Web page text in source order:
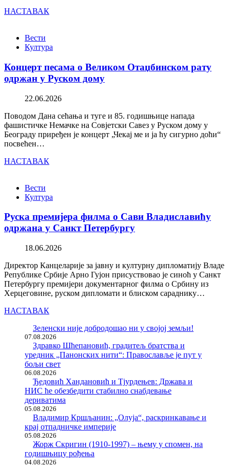
НАСТАВАК
Вести
Култура
Концерт песама о Великом Отаџбинском рату
одржан у Руском дому
22.06.2026
Поводом Дана сећања и туге и 85. годишњице напада
фашистичке Немачке на Совјетски Савез у Руском дому у
Београду приређен је концерт „Чекај ме и ја ћу сигурно доћи“
посвећен…
НАСТАВАК
Вести
Култура
Руска премијера филма о Сави Владиславићу
одржана у Санкт Петербургу
18.06.2026
Директор Канцеларије за јавну и културну дипломатију Владе
Републике Србије Арно Гујон присуствовао је синоћ у Санкт
Петербургу премијери документарног филма о Србину из
Херцеговине, руском дипломати и блиском сараднику…
НАСТАВАК
Зеленски није добродошао ни у својој земљи!
07.08.2026
Здравко Шћепановић, градитељ братства и
уредник „Панонских нити“: Православље је пут у
бољи свет
06.08.2026
Ђедовић Хандановић и Тјурдењев: Држава и
НИС ће обезбедити стабилно снабдевање
дериватима
05.08.2026
Владимир Кршљанин: „Олуја“, раскринкавање и
крај отпадничке империје
05.08.2026
Жорж Скригин (1910-1997) – њему у спомен, на
годишњицу рођења
04.08.2026